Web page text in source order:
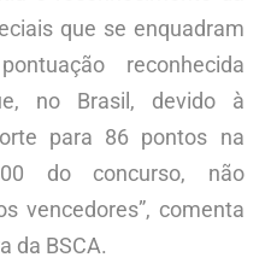
que se enquadram
reconhecida
no Brasil, devido à
para 86 pontos na
do concurso, não
vencedores”, comenta
da BSCA.